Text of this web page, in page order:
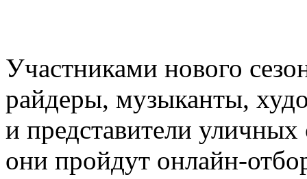
Участниками нового
райдеры, музыканты,
и представители
они пройдут онлайн-